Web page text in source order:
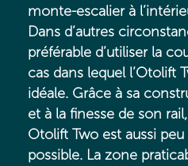
monte-escalier à
Dans d’autres
préférable d’utiliser la
cas dans lequel l’Otolift
idéale. Grâce à sa
et à la finesse de son
Otolift Two est aussi
possible. La zone